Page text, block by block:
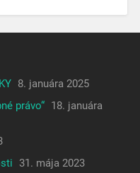
8. januára 2025
právo“ 18. januára
31. mája 2023